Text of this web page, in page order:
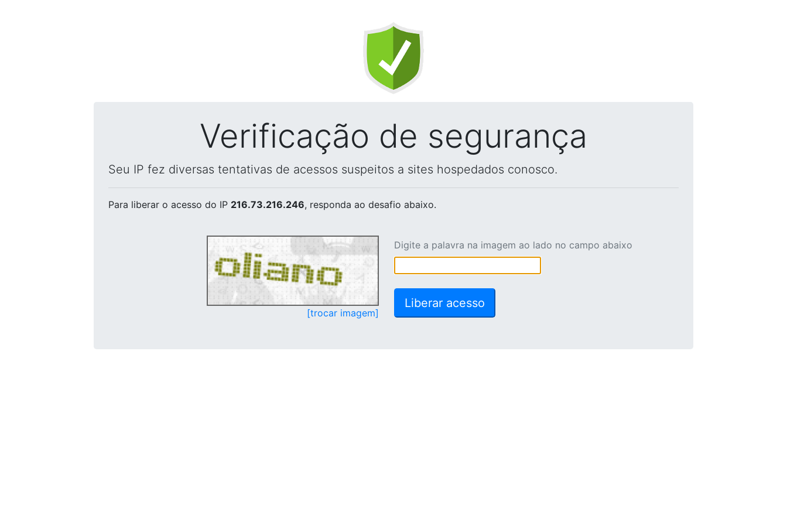
Verificação de segurança
Seu IP fez diversas tentativas de acessos suspeitos a sites hospedados conosco.
Para liberar o acesso do IP 216.73.216.246, responda ao desafio abaixo.
[trocar imagem]
Digite a palavra na imagem ao lado no campo abaixo